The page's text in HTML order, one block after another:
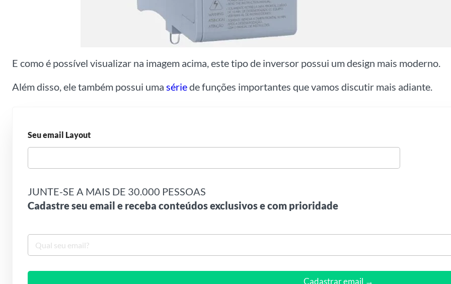
E como é possível visualizar na imagem acima, este tipo de inversor possui um design mais moderno.
Além disso, ele também possui uma sériede funções importantes que vamos discutir mais adiante.
Seu email Layout
JUNTE-SE A MAIS DE 30.000 PESSOAS
Cadastre seu email e receba conteúdos exclusivos e com prioridade
S
u
Cadastrar email →